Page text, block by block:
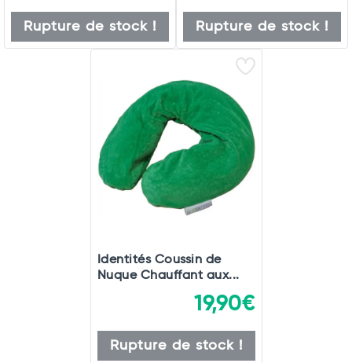
Rupture de stock ! Rupture de stock !
Identités Coussin de
Nuque Chauffant aux...
19,90€
Rupture de stock !